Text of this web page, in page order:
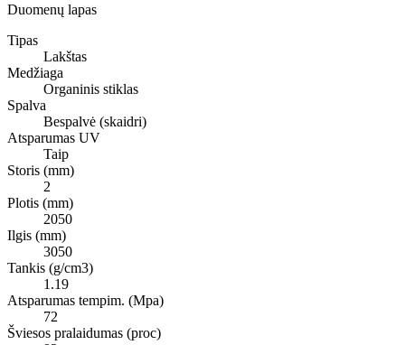
Duomenų lapas
Tipas
Lakštas
Medžiaga
Organinis stiklas
Spalva
Bespalvė (skaidri)
Atsparumas UV
Taip
Storis (mm)
2
Plotis (mm)
2050
Ilgis (mm)
3050
Tankis (g/cm3)
1.19
Atsparumas tempim. (Mpa)
72
Šviesos pralaidumas (proc)